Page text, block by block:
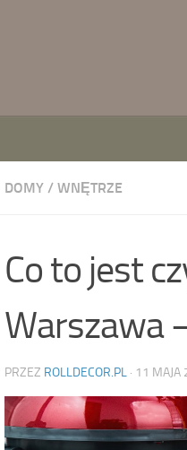
DOMY / WNĘTRZE
Co to jest
Warszawa
PRZEZ ROLLDECOR.PL · 11 MAJA